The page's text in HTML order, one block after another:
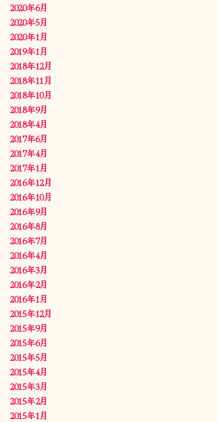
2020年6月
2020年5月
2020年1月
2019年1月
2018年12月
2018年11月
2018年10月
2018年9月
2018年4月
2017年6月
2017年4月
2017年1月
2016年12月
2016年10月
2016年9月
2016年8月
2016年7月
2016年4月
2016年3月
2016年2月
2016年1月
2015年12月
2015年9月
2015年6月
2015年5月
2015年4月
2015年3月
2015年2月
2015年1月